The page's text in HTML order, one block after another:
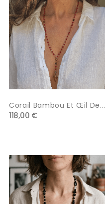
Corail Bambou Et Œil De...
118,00 €